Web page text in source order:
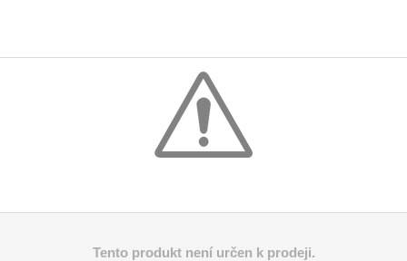
Tento produkt není určen k prodeji.